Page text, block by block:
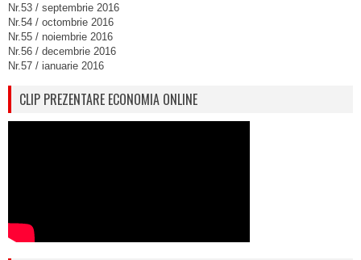
Nr.53 / septembrie 2016
Nr.54 / octombrie 2016
Nr.55 / noiembrie 2016
Nr.56 / decembrie 2016
Nr.57 / ianuarie 2016
CLIP PREZENTARE ECONOMIA ONLINE